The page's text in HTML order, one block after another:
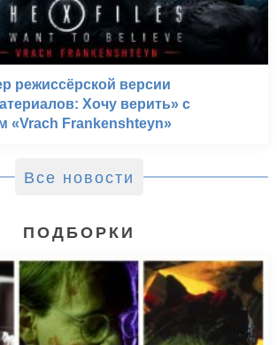
режиссёрской версии
Хочу верить» с
«Vrach Frankenshteyn»
Все новости
ПОДБОРКИ